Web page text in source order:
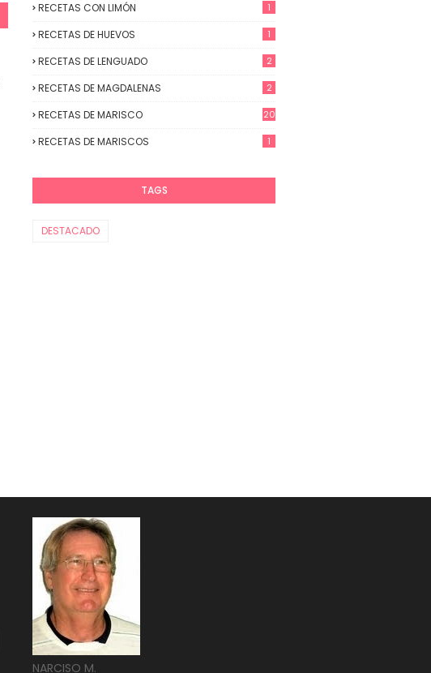
RECETAS CON LIMÓN 1
RECETAS DE HUEVOS 1
RECETAS DE LENGUADO 2
RECETAS DE MAGDALENAS 2
RECETAS DE MARISCO 20
RECETAS DE MARISCOS 1
TAGS
DESTACADO
NARCISO M.